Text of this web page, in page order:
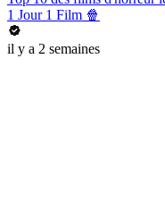
1 Jour 1 Film 🍿
il y a 2 semaines